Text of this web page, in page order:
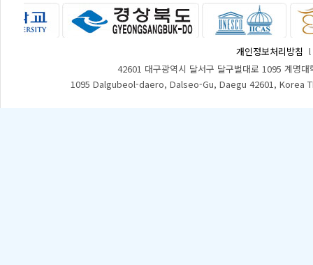
개인정보처리방침
42601 대구광역시 달서구 달구벌대로 1095 계명대
1095 Dalgubeol-daero, Dalseo-Gu, Daegu 42601,